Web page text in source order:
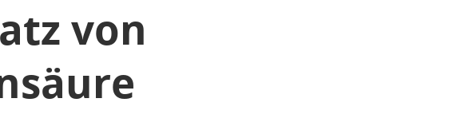
von